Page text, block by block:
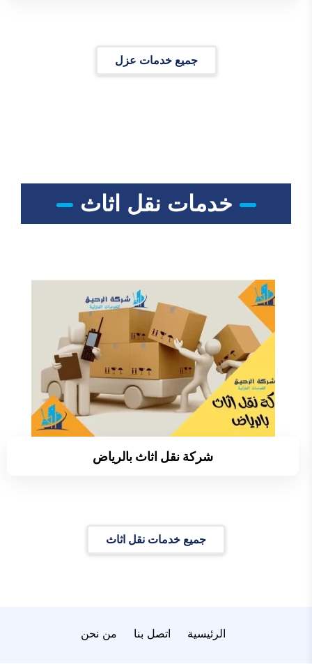
جميع خدمات عزل
خدمات نقل اثاث
شركة نقل اثاث بالرياض
جميع خدمات نقل اثاث
الرئيسية اتصل بنا من نحن